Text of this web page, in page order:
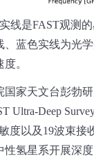
线是FAST观测
、蓝色实线为光
。
国家天文台彭勃
Ultra-Deep
度以及19波束接
氢星系开展深度